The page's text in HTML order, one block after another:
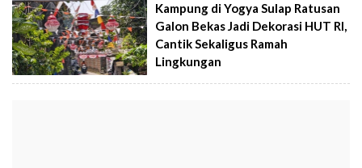
Kampung di Yogya Sulap Ratusan
Galon Bekas Jadi Dekorasi HUT RI,
Cantik Sekaligus Ramah
Lingkungan